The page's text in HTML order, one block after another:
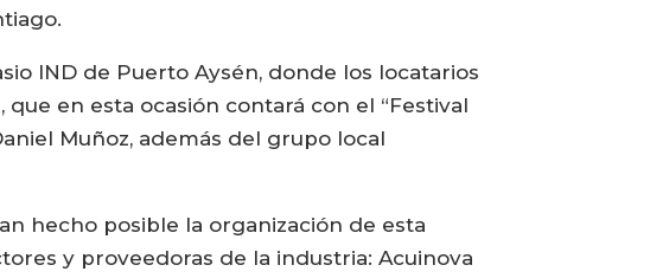
IND de Puerto Aysén, donde los locatarios
en esta ocasión contará con el “Festival
Muñoz, además del grupo local
hecho posible la organización de esta
y proveedoras de la industria: Acuinova